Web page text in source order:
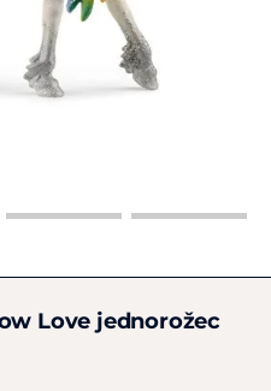
Love jednorožec